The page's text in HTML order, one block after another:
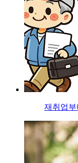
재취업